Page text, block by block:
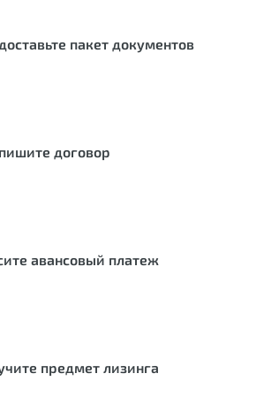
пакет документов
договор
авансовый платеж
предмет лизинга